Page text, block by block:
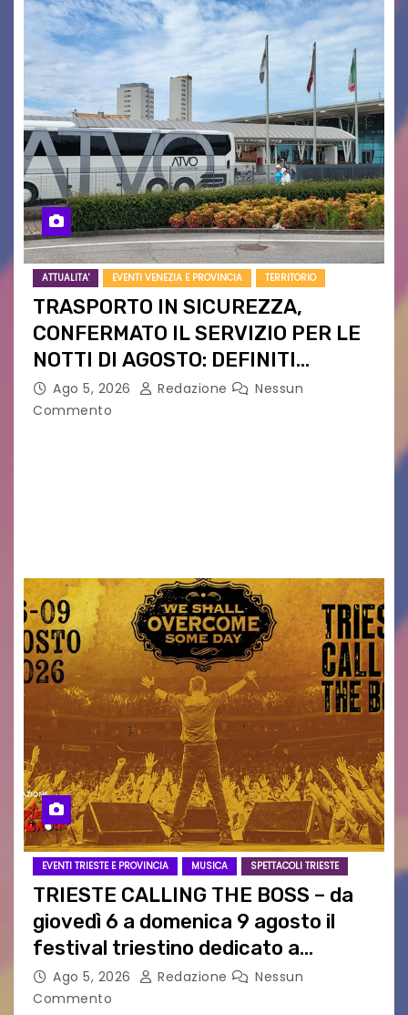
ATTUALITA' EVENTI VENEZIA E PROVINCIA TERRITORIO
TRASPORTO IN SICUREZZA,
CONFERMATO IL SERVIZIO PER LE
NOTTI DI AGOSTO: DEFINITI
PERCORSI, FERMATE E ORARIO
Ago 5, 2026 Redazione
Nessun
Commento
EVENTI TRIESTE E PROVINCIA MUSICA SPETTACOLI TRIESTE
TRIESTE CALLING THE BOSS – da
giovedì 6 a domenica 9 agosto il
festival triestino dedicato a
Springsteen
Ago 5, 2026 Redazione
Nessun
Commento